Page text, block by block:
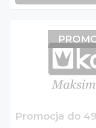
Promocja do